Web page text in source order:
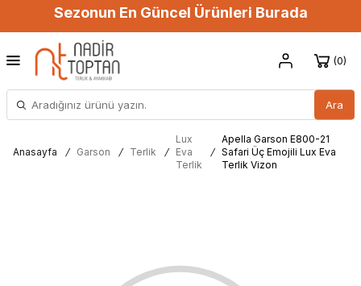
Sezonun En Güncel Ürünleri Burada
Ara
0
Anasayfa / Garson / Terlik /
Lux
Eva
Terlik
/
Apella Garson E800-21
Safari Üç Emojili Lux Eva
Terlik Vizon